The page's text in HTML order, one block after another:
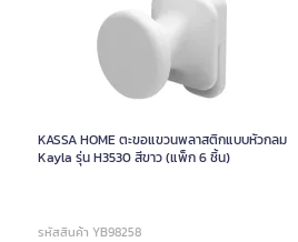
จัดส่งอย่างเดียว
จัดส่งพร้อมติดตั้ง
ชำระเต็ม
ผ่อนชำระ
KASSA HOME ตะขอแขวนพลาสติกแบบหัวกลม
Kayla รุ่น H3530 สีขาว (แพ็ก 6 ชิ้น)
รหัสสินค้า YB98258